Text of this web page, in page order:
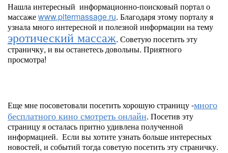
Нашла интересный информационно-поисковый портал о
массажеwww.pitermassage.ru. Благодаря этому порталу я
узнала много интересной и полезной информации на тему
эротический массаж. Советую посетить эту
страничку, и вы останетесь довольны. Приятного
просмотра!
Еще мне посоветовали посетить хорошую страницу -много
бесплатного кино смотреть онлайн. Посетив эту
страницу я осталась притно удивлена полученной
информацией. Если вы хотите узнать больше интересных
новостей, и событий тогда советую посетить эту страничку.